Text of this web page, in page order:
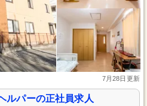
7月28日更新
ルパーの正社員求人